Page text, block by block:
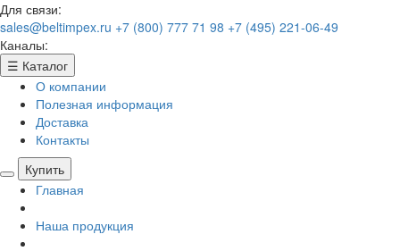
Для связи:
sales@beltimpex.ru +7 (800) 777 71 98 +7 (495) 221-06-49
Каналы:
☰ Каталог
О компании
Полезная информация
Доставка
Контакты
Купить
Главная
Наша продукция